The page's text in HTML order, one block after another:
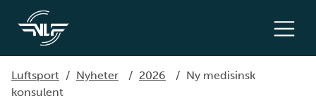
Luftsport / Nyheter / 2026 / Ny medisinsk
konsulent